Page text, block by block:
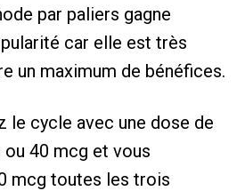
par paliers gagne
car elle est très
un maximum de bénéfices.
le cycle avec une dose de
ou 40 mcg et vous
mcg toutes les trois